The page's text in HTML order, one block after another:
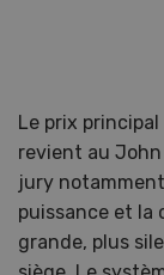
Le prix
revient au John
jury
puissance et la
grande, plus